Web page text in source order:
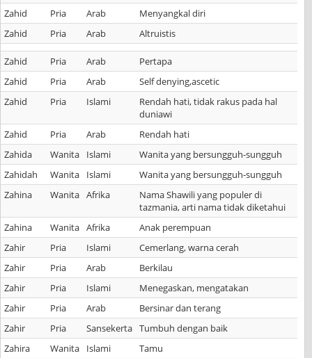
Zahid
Pria Arab
Menyangkal diri
Zahid
Pria Arab Altruistis
Zahid Pria Arab
Pertapa
Zahid
Pria Arab
Self denying,ascetic
Zahid
Pria Islami
Rendah hati, tidak rakus pada hal
duniawi
Zahid
Pria Arab
Rendah hati
Zahida
Wanita Islami
Wanita yang bersungguh-sungguh
Zahidah
Wanita Islami
Wanita yang bersungguh-sungguh
Zahina
Wanita Afrika
Nama Shawili yang populer di
tazmania, arti nama tidak diketahui
Zahina
Wanita Afrika
Anak perempuan
Zahir
Pria Islami
Cemerlang, warna cerah
Zahir
Pria Arab
Berkilau
Zahir
Pria Islami
Menegaskan, mengatakan
Zahir
Pria Arab
Bersinar dan terang
Zahir
Pria Sansekerta Tumbuh dengan baik
Zahira
Wanita Islami
Tamu